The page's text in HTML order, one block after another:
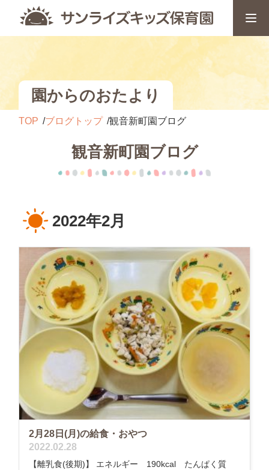
園からのおたより
TOP ブログトップ 観音新町園ブログ
観音新町園ブログ
2022年2月
2月28日(月)の給食・おやつ
2022.02.28
【離乳食(後期)】 エネルギー 190kcal たんぱく質